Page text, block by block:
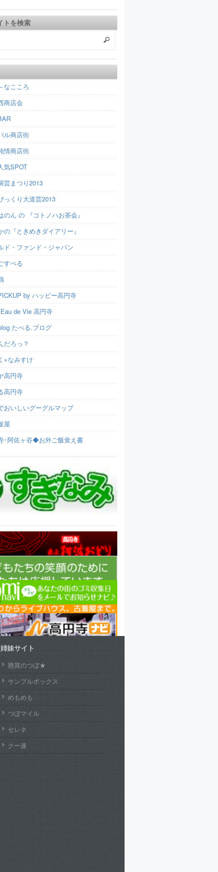
トを検索
なこころ
商店会
ル商店街
情商店街
気SPOT
芸まつり2013
っくり大道芸2013
のん の 『コトノハお茶会』
の『ときめきダイアリー』
ド・ファンド・ジャパン
すぺる
by ハッピー高円寺
de Vie 高円寺
たべる.ブログ
だろっ？
×なみすけ
高円寺
高円寺
おいしいグーグルマップ
屋
･阿佐ヶ谷◆お外ご飯覚え書
姉妹サイト
懸賞のつぼ★
サンプルボックス
めもめも
つぼマイル
セレネ
クー速